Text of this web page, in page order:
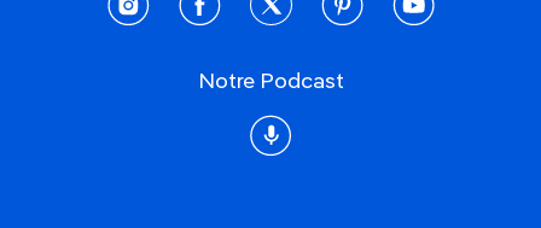
Notre Podcast
Podcast